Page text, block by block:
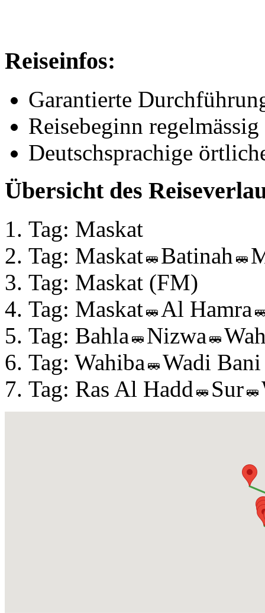
Reiseinfos:
Garantierte
Reisebeginn
Deutschsprachige
Übersicht des
Tag: Maskat
Tag: Maskat
Batinah
Tag: Maskat (FM)
Tag: Maskat
Al Hamra
Tag: Bahla
Nizwa
Tag: Wahiba
Wadi
Tag: Ras Al Hadd
Sur